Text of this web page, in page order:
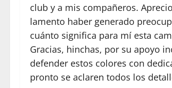
club y a mis compañeros.
lamento haber generado
cuánto significa para mí esta
Gracias, hinchas, por su apoyo
defender estos colores con
pronto se aclaren todos los